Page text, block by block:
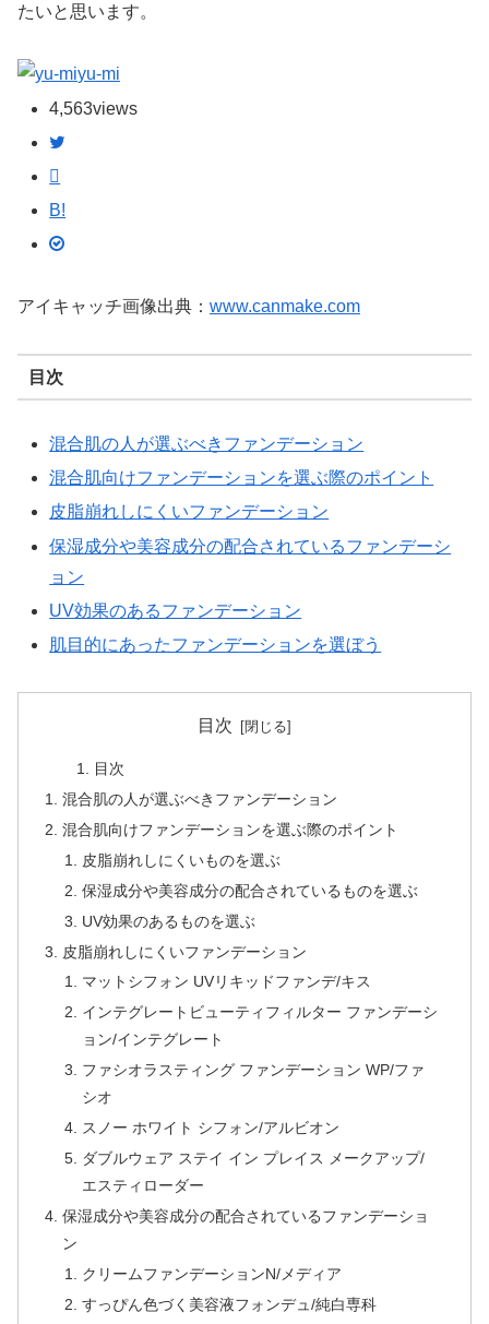
たいと思います。
yu-mi
4,563views
B!
アイキャッチ画像出典： www.canmake.com
目次
混合肌の人が選ぶべきファンデーション
混合肌向けファンデーションを選ぶ際のポイント
皮脂崩れしにくいファンデーション
保湿成分や美容成分の配合されているファンデーシ
ョン
UV効果のあるファンデーション
肌目的にあったファンデーションを選ぼう
目次
目次
混合肌の人が選ぶべきファンデーション
混合肌向けファンデーションを選ぶ際のポイント
皮脂崩れしにくいものを選ぶ
保湿成分や美容成分の配合されているものを選ぶ
UV効果のあるものを選ぶ
皮脂崩れしにくいファンデーション
マットシフォン UVリキッドファンデ/キス
インテグレートビューティフィルター ファンデーシ
ョン/インテグレート
ファシオラスティング ファンデーション WP/ファ
シオ
スノー ホワイト シフォン/アルビオン
ダブルウェア ステイ イン プレイス メークアップ/
エスティローダー
保湿成分や美容成分の配合されているファンデーショ
ン
クリームファンデーションN/メディア
すっぴん色づく美容液フォンデュ/純白専科